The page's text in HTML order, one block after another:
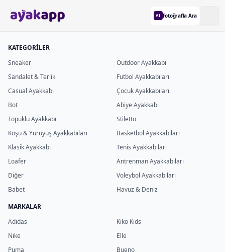
AI Fotoğrafla Ara
KATEGORİLER
Sneaker
Sandalet & Terlik
Casual Ayakkabı
Bot
Topuklu Ayakkabı
Koşu & Yürüyüş Ayakkabıları
Klasik Ayakkabı
Loafer
Diğer
Babet
Outdoor Ayakkabı
Futbol Ayakkabıları
Çocuk Ayakkabıları
Abiye Ayakkabı
Stiletto
Basketbol Ayakkabıları
Tenis Ayakkabıları
Antrenman Ayakkabıları
Voleybol Ayakkabıları
Havuz & Deniz
MARKALAR
Adidas
Nike
Puma
Kiko Kids
Elle
Bueno